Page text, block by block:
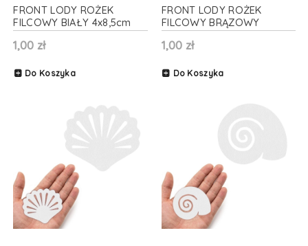
FRONT LODY ROŻEK
FILCOWY BIAŁY 4x8,5cm
1,00 zł
Do Koszyka
FRONT LODY ROŻEK
FILCOWY BRĄZOWY
4,5x7cm
1,00 zł
Do Koszyka